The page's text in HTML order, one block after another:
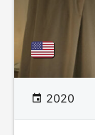
2020